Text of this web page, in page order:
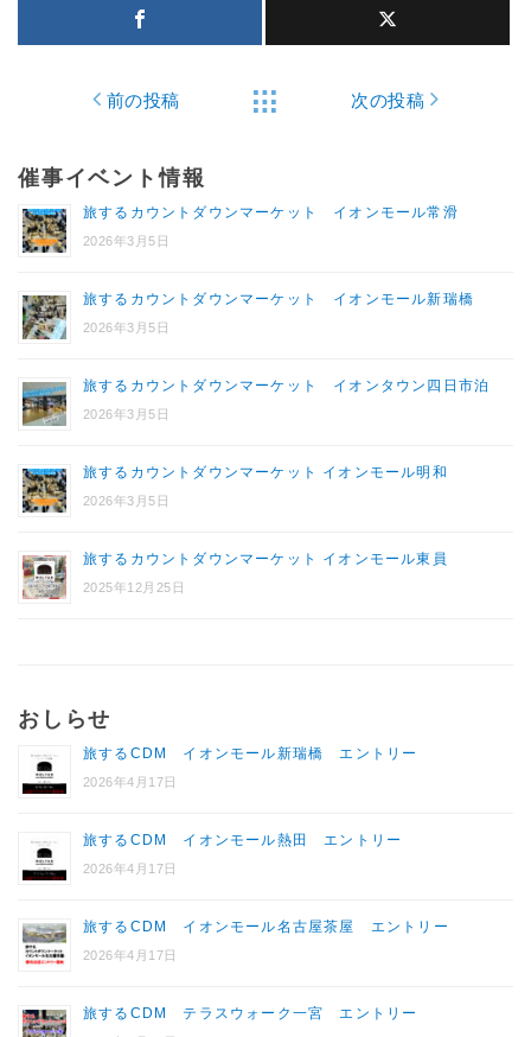
前の投稿 次の投稿
催事イベント情報
旅するカウントダウンマーケット イオンモール常滑
2026年3月5日
旅するカウントダウンマーケット イオンモール新瑞橋
2026年3月5日
旅するカウントダウンマーケット イオンタウン四日市泊
2026年3月5日
旅するカウントダウンマーケット イオンモール明和
2026年3月5日
旅するカウントダウンマーケット イオンモール東員
2025年12月25日
おしらせ
旅するCDM イオンモール新瑞橋 エントリー
2026年4月17日
旅するCDM イオンモール熱田 エントリー
2026年4月17日
旅するCDM イオンモール名古屋茶屋 エントリー
2026年4月17日
旅するCDM テラスウォーク一宮 エントリー